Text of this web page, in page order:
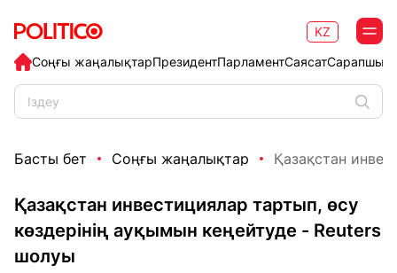
Соңғы жаңалықтарПрезидентПарламентСаясат
KZ
Басты бет Соңғы жаңалықтар Қазақстан
Қазақстан инвестициялар тартып, өсу
көздерінің ауқымын кеңейтуде - Reuters
шолуы